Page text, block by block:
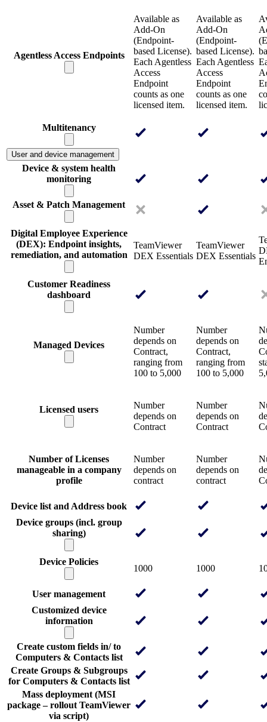
Agentless Access Endpoints
Available as
Add-On
(Endpoint-
based License).
Each Agentless
Access
Endpoint
counts as one
licensed item.
Available as
Add-On
(Endpoint-
based License).
Each Agentless
Access
Endpoint
counts as one
licensed item.
Multitenancy
User and device management
Device & system health
monitoring
Asset & Patch Management
Digital Employee Experience
(DEX): Endpoint insights,
remediation, and automation
TeamViewer
DEX Essentials
TeamViewer
DEX Essentials
Customer Readiness
dashboard
Managed Devices
Number
depends on
Contract,
ranging from
100 to 5,000
Number
depends on
Contract,
ranging from
100 to 5,000
Licensed users
Number
depends on
Contract
Number
depends on
Contract
Number of Licenses
manageable in a company
profile
Number
depends on
contract
Number
depends on
contract
Device list and Address book
Device groups (incl. group
sharing)
Device Policies
1000 1000
User management
Customized device
information
Create custom fields in/ to
Computers & Contacts list
Create Groups & Subgroups
for Computers & Contacts list
Mass deployment (MSI
package – rollout TeamViewer
via script)